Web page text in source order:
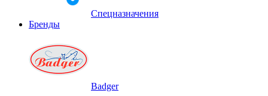
Спецназначения
Бренды
Badger